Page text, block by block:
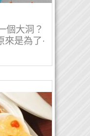
個大洞？
來是為了·